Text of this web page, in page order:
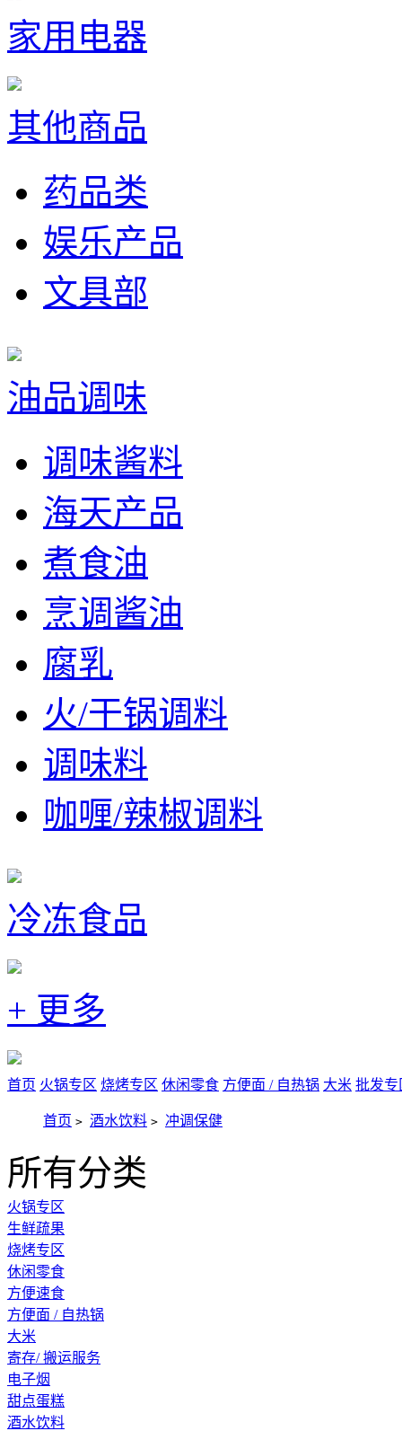
家用电器
其他商品
药品类
娱乐产品
文具部
油品调味
调味酱料
海天产品
煮食油
烹调酱油
腐乳
火/干锅调料
调味料
咖喱/辣椒调料
冷冻食品
+ 更多
首页 火锅专区 烧烤专区 休闲零食 方便面 / 自热锅 大米 批发专
首页 > 酒水饮料 > 冲调保健
所有分类
火锅专区
生鲜疏果
烧烤专区
休闲零食
方便速食
方便面 / 自热锅
大米
寄存/ 搬运服务
电子烟
甜点蛋糕
酒水饮料